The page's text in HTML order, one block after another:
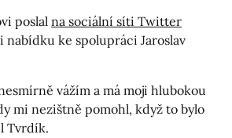
poslal na sociální síti Twitter
ke spolupráci Jaroslav
vážím a má moji hlubokou
mi nezištně pomohl, když to bylo
Tvrdík.